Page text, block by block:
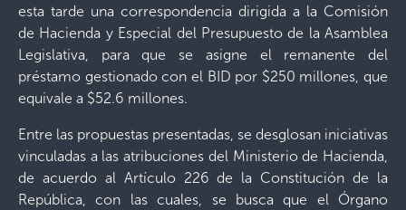
esta tarde una correspondencia dirigida a la Comisión
de Hacienda y Especial del Presupuesto de la Asamblea
Legislativa, para que se asigne el remanente del
préstamo gestionado con el BID por $250 millones, que
equivale a $52.6 millones.
Entre las propuestas presentadas, se desglosan iniciativas
vinculadas a las atribuciones del Ministerio de Hacienda,
de acuerdo al Artículo 226 de la Constitución de la
República, con las cuales, se busca que el Órgano